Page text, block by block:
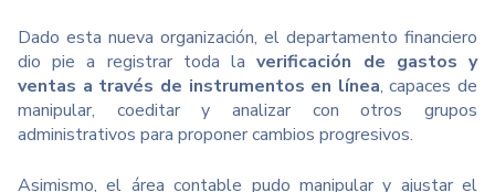
Dado esta nueva organización, el departamento financiero
dio pie a registrar toda la verificación de gastos y
ventas a través de instrumentos en línea, capaces de
manipular, coeditar y analizar con otros grupos
administrativos para proponer cambios progresivos.
Asimismo, el área contable pudo manipular y ajustar el